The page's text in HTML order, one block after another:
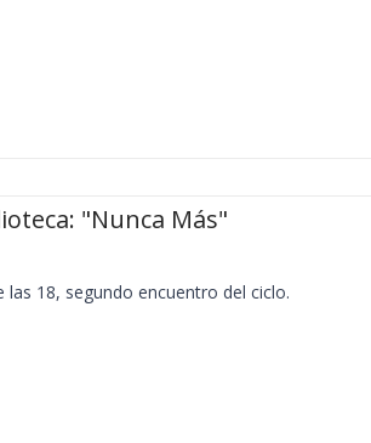
"Nunca Más"
las 18, segundo encuentro del ciclo.